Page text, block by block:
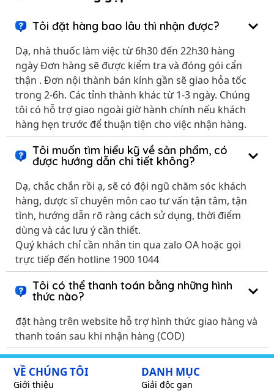
Tôi đặt hàng bao lâu thì nhận được?
Dạ, nhà thuốc làm việc từ 6h30 đến 22h30 hàng
ngày Đơn hàng sẽ được kiểm tra và đóng gói cẩn
thận . Đơn nội thành bán kính gần sẽ giao hỏa tốc
trong 2-6h. Các tỉnh thành khác từ 1-3 ngày. Chúng
tôi có hỗ trợ giao ngoài giờ hành chính nếu khách
hàng hẹn trước để thuận tiện cho việc nhận hàng.
Tôi muốn tìm hiểu kỹ về sản phẩm, có
được hướng dẫn chi tiết không?
Dạ, chắc chắn rồi ạ, sẽ có đội ngũ chăm sóc khách
hàng, dược sĩ chuyên môn cao tư vấn tận tâm, tận
tình, hướng dẫn rõ ràng cách sử dụng, thời điểm
dùng và các lưu ý cần thiết.
Quý khách chỉ cần nhắn tin qua zalo OA hoặc gọi
trực tiếp đến hotline 1900 1044
Tôi có thể thanh toán bằng những hình
thức nào?
đặt hàng trên website hỗ trợ hình thức giao hàng và
thanh toán sau khi nhận hàng (COD)
VỀ CHÚNG TÔI
Giới thiệu
DANH MỤC
Giải độc gan